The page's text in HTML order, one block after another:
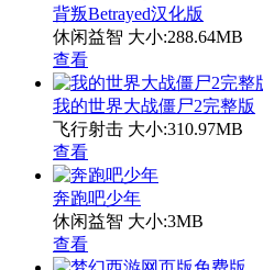
背叛Betrayed汉化版
休闲益智 大小:288.64MB
查看
我的世界大战僵尸2完整版
飞行射击 大小:310.97MB
查看
奔跑吧少年
休闲益智 大小:3MB
查看